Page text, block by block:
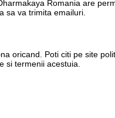
Romania are
sa va trimita emailuri.
oricand. Poti citi pe site
si termenii acestuia.